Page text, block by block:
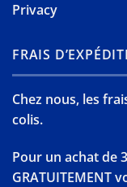
Privacy
FRAIS
Chez nous, les
colis.
Pour un achat de
GRATUITEMENT